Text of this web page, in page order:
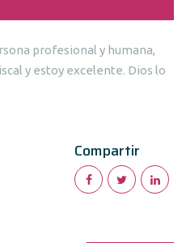
profesional y humana,
y estoy excelente. Dios lo
Compartir